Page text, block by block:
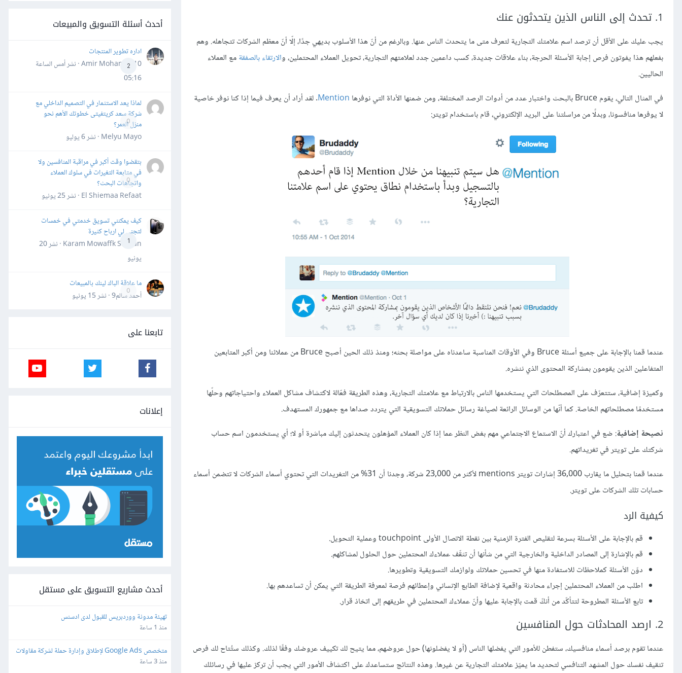
1. تحدث إلى الناس الذين يتحدثون عنك
يجب عليك على الأقل أن ترصد اسم علامتك التجارية لتعرف متى ما يتحدث الناس عنها. وبالرغم من أنّ هذا الأسلوب بديهي جدًا، إلّا أنّ معظم الشركات تتجاهله. وهم
بفعلهم هذا يفوتون فرص إجابة الأسئلة الحرجة، بناء علاقات جديدة، كسب داعمين جدد لعلامتهم التجارية، تحويل العملاء المحتملين، والارتقاء بالصفقةمع العملاء
الحاليين.
في المثال التالي، يقوم Bruce بالبحث واختبار عدد من أدوات الرصد المختلفة، ومن ضمنها الأداة التي نوفرها
Mention. لقد أراد أن يعرف فيما إذا كنا نوفر خاصية
لا يوفرها منافسونا، وبدلًا من مراسلتنا على البريد الإلكتروني، قام باستخدام تويتر:
عندما قمنا بالإجابة على جميع أسئلة Bruce وفي الأوقات المناسبة ساعدناه على مواصلة بحثه؛ ومنذ ذلك الحين أصبح Bruce من عملائنا ومن أكبر المتابعين
المتفاعلين الذين يقومون بمشاركة المحتوى الذي ننشره.
وكميزة إضافية، ستتعرّف على المصطلحات التي يستخدمها الناس بالارتباط مع علامتك التجارية، وهذه الطريقة فعّالة لاكتشاف مشاكل العملاء واحتياجاتهم وحلّها
مستخدمًا مصطلحاتهم الخاصة. كما أنّها من الوسائل الرائعة لصياغة رسائل حملاتك التسويقية التي يتردد صداها مع جمهورك المستهدف.
نصيحة إضافية: ضع في اعتبارك أنّ الاستماع الاجتماعي مهم بغض النظر عما إذا كان العملاء المؤهلون يتحدثون إليك مباشرة أو لا؛ أي يستخدمون اسم حساب
شركتك على تويتر في تغريداتهم.
عندما قمنا بتحليل ما يقارب 36,000 إشارات تويتر mentions لأكثر من 23,000 شركة، وجدنا أن 31% من التغريدات التي تحتوي أسماء الشركات لا تتضمن أسماء
حسابات تلك الشركات على تويتر.
كيفية الرد
قم بالإجابة على الأسئلة بسرعة لتقليص الفترة الزمنية بين نقطة الاتصال الأولى touchpoint وعملية التحويل.
قم بالإشارة إلى المصادر الداخلية والخارجية التي من شأنها أن تثقّف عملاءك المحتملين حول الحلول لمشاكلهم.
دوّن الأسئلة كملاحظات للاستفادة منها في تحسين حملاتك ولوازمك التسويقية وتطويرها.
اطلب من العملاء المحتملين إجراء محادثة واقعية لإضافة الطابع الإنساني وإعطائهم فرصة لمعرفة الطريقة التي يمكن أن تساعدهم بها.
تابع الأسئلة المطروحة لتتأكّد من أنكّ قمت بالإجابة عليها وأنّ عملاءك المحتملين في طريقهم إلى اتخاذ قرار.
2. ارصد المحادثات حول المنافسين
عندما تقوم برصد أسماء منافسيك، ستفطن للأمور التي يفضلها الناس (أو لا يفضلونها) حول عروضهم، مما يتيح لك تكييف عروضك وفقًا لذلك. وكذلك ستُتاح لك فرص
تثقيف نفسك حول المشهد التنافسي لتحديد ما يميّز علامتك التجارية عن غيرها. وهذه النتائج ستساعدك على اكتشاف الأمور التي يجب أن تركز عليها في رسائلك
أحدث أسئلة التسويق والمبيعات
2
اداره تطوير المنتجات
Amir Mohamed10 · نشر
أمس الساعة
05:16
0
لماذا يعد الاستثمار في التصميم الداخلي مع
شركة سعد كريتفيتى خطوتك الأهم نحو
منزل العمر؟
Melyu Mayo · نشر
6 يوليو
0
بتقضوا وقت أكبر في مراقبة المنافسين ولا
في متابعة التغيرات في سلوك العملاء
واتجاهات البحث؟
El Shiemaa Refaat · نشر
25 يونيو
1
كيف يمكنني تسويق خدمتي في خمسات
لتجني لي ارباح كثيرة
Karam Mowaffk Sarhan · نشر
20
يونيو
0
ما علاقة الباك لينك بالمبيعات
أحمد سالم9 · نشر
15 يونيو
تابعنا على
إعلانات
أحدث مشاريع التسويق على مستقل
تهيئة مدونة ووردبريس للقبول لدى ادسنس
منذ 1 ساعة
وتشطيبات – Lead Generation
منذ 3 ساعة